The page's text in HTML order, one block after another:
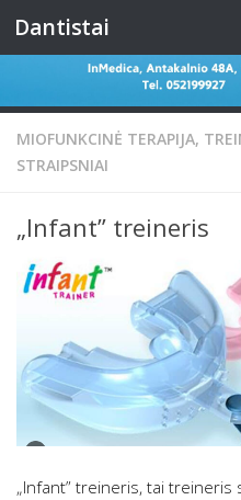
Skip to content
Dantistai
MIOFUNKCINĖ TERAPIJA,
STRAIPSNIAI
„Infant” treineris
„Infant” treineris, tai